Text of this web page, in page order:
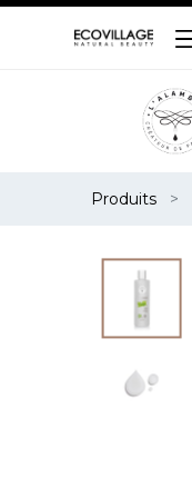
Produits